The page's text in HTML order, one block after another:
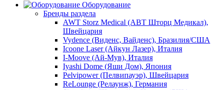
Оборудование
Бренды раздела
AWT Storz Medical (АВТ Шторц Медикал),
Швейцария
Vydence (Виденс, Вайденс), Бразилия/США
Icoone Laser (Айкун Лазер), Италия
I-Moove (Ай-Мув), Италия
Iyashi Dome (Яши Дом), Япония
Pelvipower (Пелвипауэр), Швейцария
ReLounge (Релаунж), Германия